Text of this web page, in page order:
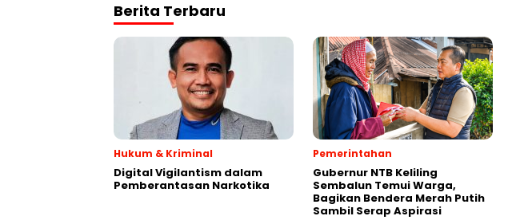
Berita Terbaru
Hukum & Kriminal
Digital Vigilantism dalam
Pemberantasan Narkotika
Pemerintahan
Gubernur NTB Keliling
Sembalun Temui Warga,
Bagikan Bendera Merah Putih
Sambil Serap Aspirasi